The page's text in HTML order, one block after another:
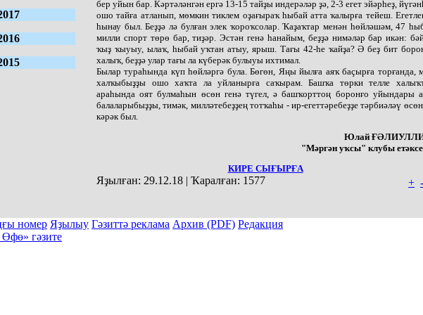
бер уйын бар. Кәртәләнгән ергә 13-15 тайҙы индерәләр ҙә, 2-3 егет эйәрһеҙ,
ошо тайға атланып, мөмкин тиклем оҙағыраҡ һыбай атта ҡалырға тейеш.
һынау был. Беҙҙә лә булған элек ҡороҡсолар. Ҡаҙаҡтар менән һөйләшәм, 47
милли спорт төрө бар, тиҙәр. Эстән генә һанайым, беҙҙә нимәләр бар икән:
ҡыҙ ҡыуыу, ылаҡ, һыбай уҡтан атыу, ярыш. Тағы 42-һе ҡайҙа? Ә беҙ бит
халыҡ, беҙҙә улар тағы ла күберәк булыуы ихтимал.
Былар тураһында күп һөйләргә була. Бөгөн, Яңы йылға аяҡ баҫырға торғанда,
халҡыбыҙҙы ошо хаҡта ла уйланырға саҡырам. Башҡа төрки телле
араһында оят булмаһын өсөн генә түгел, ә башҡорттоң боронғо уйындары
балаларыбыҙҙы, тимәк, милләтебеҙҙең тотҡаһы - ир-егеттәребеҙҙе тәрбиәләү
кәрәк был.
Юлай
"Мәргән уҡсы" клубы
КИРЕ СЫҒЫРҒА
+ -
Яҙылған: 29.12.18 | Ҡаралған: 1577
номер Яҙылыу Гәзиттә реклама Архив (PDF) Редакция
гәзите